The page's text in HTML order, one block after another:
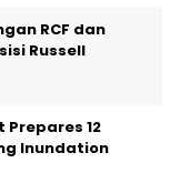
RCF dan
Russell
12
Inundation